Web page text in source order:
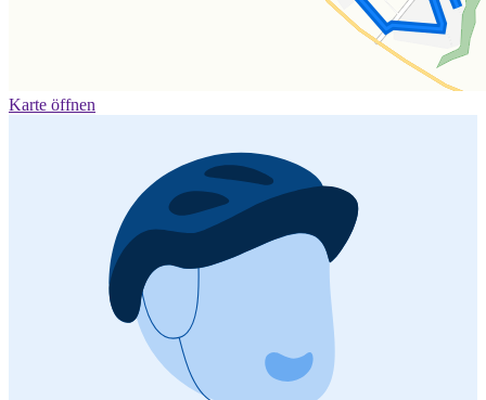
Karte öffnen